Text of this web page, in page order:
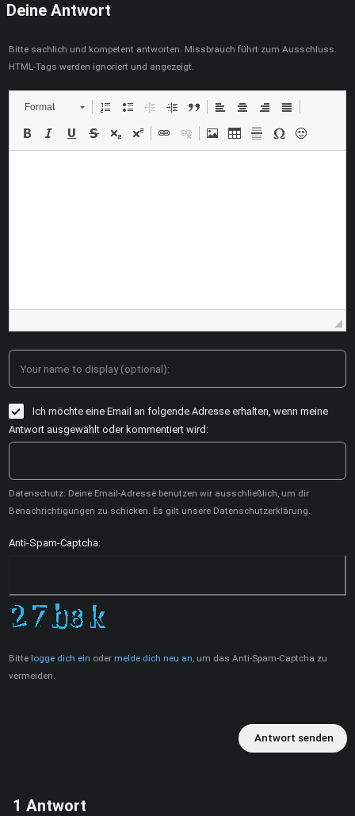
Deine Antwort
Bitte sachlich und kompetent antworten. Missbrauch führt zum Ausschluss.
HTML-Tags werden ignoriert und angezeigt.
Format
Your name to display (optional):
Ich möchte eine Email an folgende Adresse erhalten, wenn meine
Antwort ausgewählt oder kommentiert wird:
Datenschutz: Deine Email-Adresse benutzen wir ausschließlich, um dir
Benachrichtigungen zu schicken. Es gilt unsere Datenschutzerklärung.
Anti-Spam-Captcha:
Bitte logge dich ein oder melde dich neu an , um das Anti-Spam-Captcha zu
vermeiden.
Antwort senden
1 Antwort